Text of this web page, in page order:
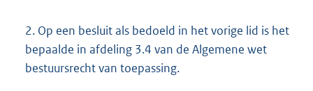
2. Op een besluit als bedoeld in het vorige lid is het
bepaalde in afdeling 3.4 van de Algemene wet
bestuursrecht van toepassing.